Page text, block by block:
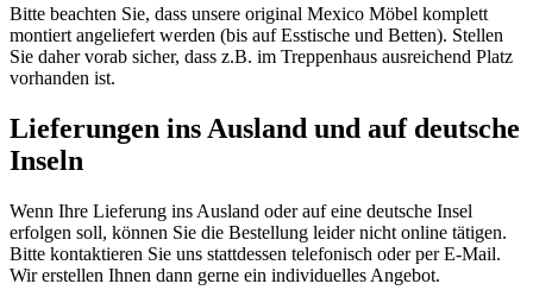
Bitte beachten Sie, dass unsere original Mexico Möbel komplett
montiert angeliefert werden (bis auf Esstische und Betten). Stellen
Sie daher vorab sicher, dass z.B. im Treppenhaus ausreichend Platz
vorhanden ist.
Lieferungen ins Ausland und auf deutsche
Inseln
Wenn Ihre Lieferung ins Ausland oder auf eine deutsche Insel
erfolgen soll, können Sie die Bestellung leider nicht online tätigen.
Bitte kontaktieren Sie uns stattdessen telefonisch oder per E-Mail.
Wir erstellen Ihnen dann gerne ein individuelles Angebot.